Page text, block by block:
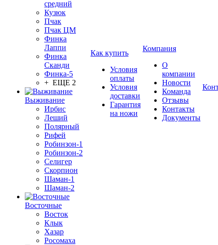
средний
Кузюк
Пчак
Пчак ЦМ
Финка
Лаппи
Финка
Сканди
Финка-5
+ ЕЩЕ 2
Выживание
Ирбис
Леший
Полярный
Рифей
Робинзон-1
Робинзон-2
Селигер
Скорпион
Шаман-1
Шаман-2
Восточные
Восток
Клык
Хазар
Росомаха
Как купить
Условия
оплаты
Условия
доставки
Гарантия
на ножи
Компания
О
компании
Новости
Команда
Отзывы
Контакты
Документы